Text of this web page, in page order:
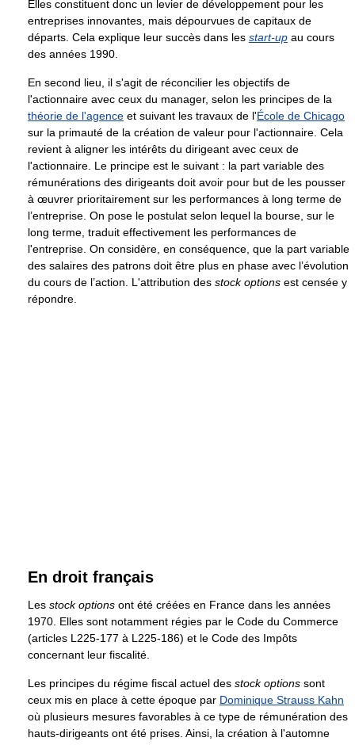
Elles constituent donc un levier de développement pour les
entreprises innovantes, mais dépourvues de capitaux de
départs. Cela explique leur succès dans les start-up au cours
des années 1990.
En second lieu, il s'agit de réconcilier les objectifs de
l'actionnaire avec ceux du manager, selon les principes de la
théorie de l'agence et suivant les travaux de l'École de Chicago
sur la primauté de la création de valeur pour l'actionnaire. Cela
revient à aligner les intérêts du dirigeant avec ceux de
l'actionnaire. Le principe est le suivant : la part variable des
rémunérations des dirigeants doit avoir pour but de les pousser
à œuvrer prioritairement sur les performances à long terme de
l’entreprise. On pose le postulat selon lequel la bourse, sur le
long terme, traduit effectivement les performances de
l'entreprise. On considère, en conséquence, que la part variable
des salaires des patrons doit être plus en phase avec l’évolution
du cours de l’action. L'attribution des stock options est censée y
répondre.
En droit français
Les stock options ont été créées en France dans les années
1970. Elles sont notamment régies par le Code du Commerce
(articles L225-177 à L225-186) et le Code des Impôts
concernant leur fiscalité.
Les principes du régime fiscal actuel des stock options sont
ceux mis en place à cette époque par Dominique Strauss Kahn
où plusieurs mesures favorables à ce type de rémunération des
hauts-dirigeants ont été prises. Ainsi, la création à l'automne